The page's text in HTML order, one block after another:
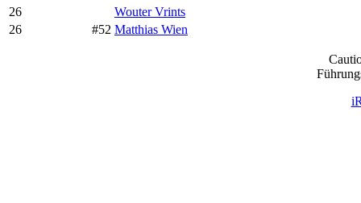
26
Wouter Vrints
26
#52 Matthias Wien